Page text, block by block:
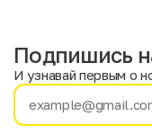
Имя
Подпишись
И узнавай первым о